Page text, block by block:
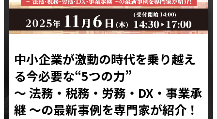
中小企業が激動の時代を乗り越え
る今必要な“5つの力”
～ 法務・税務・労務・DX・事業承
継 ～の最新事例を専門家が紹介！